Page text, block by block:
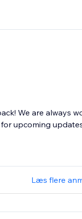
We are always
Læs flere